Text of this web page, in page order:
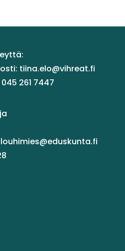
tiina.elo@vihreat.fi
261 7447